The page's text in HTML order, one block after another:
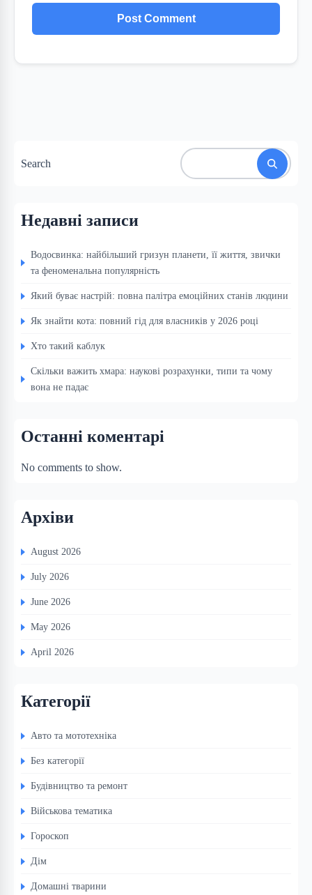
Search
Недавні записи
Водосвинка: найбільший гризун планети, її життя, звички
та феноменальна популярність
Який буває настрій: повна палітра емоційних станів людини
Як знайти кота: повний гід для власників у 2026 році
Хто такий каблук
Скільки важить хмара: наукові розрахунки, типи та чому
вона не падає
Останні коментарі
No comments to show.
Архіви
August 2026
July 2026
June 2026
May 2026
April 2026
Категорії
Авто та мототехніка
Без категорії
Будівництво та ремонт
Військова тематика
Гороскоп
Дім
Домашні тварини